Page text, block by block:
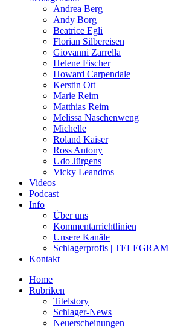
Andrea Berg
Andy Borg
Beatrice Egli
Florian Silbereisen
Giovanni Zarrella
Helene Fischer
Howard Carpendale
Kerstin Ott
Marie Reim
Matthias Reim
Melissa Naschenweng
Michelle
Roland Kaiser
Ross Antony
Udo Jürgens
Vicky Leandros
Videos
Podcast
Info
Über uns
Kommentarrichtlinien
Unsere Kanäle
Schlagerprofis | TELEGRAM
Kontakt
Home
Rubriken
Titelstory
Schlager-News
Neuerscheinungen